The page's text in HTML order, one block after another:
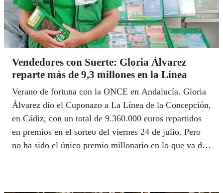
Vendedores con Suerte: Gloria Álvarez
reparte más de 9,3 millones en la Línea
Verano de fortuna con la ONCE en Andalucía. Gloria
Álvarez dio el Cuponazo a La Línea de la Concepción,
en Cádiz, con un total de 9.360.000 euros repartidos
en premios en el sorteo del viernes 24 de julio. Pero
no ha sido el único premio millonario en lo que va de